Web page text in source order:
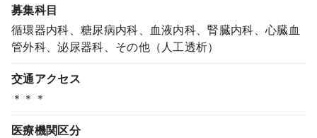
転職ノウハウ
受付時間
募集科目
循環器内科、糖尿病内科、血液内科、腎臓内科、心臓血
管外科、泌尿器科、その他（人工透析）
交通アクセス
＊＊＊
医療機関区分